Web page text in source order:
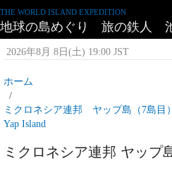
THE WORLD ISLAND EXPEDITION
地球の島めぐり 旅の鉄人
2026年8月 8日(土) 19:00 JST
ホーム
ミクロネシア連邦 ヤップ島（7島目
Yap Island
ミクロネシア連邦 ヤップ